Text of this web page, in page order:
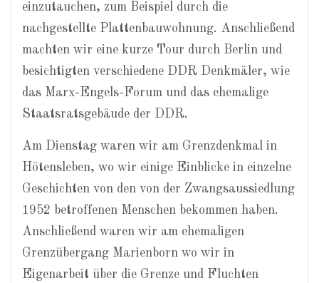
einzutauchen, zum Beispiel durch die
nachgestellte Plattenbauwohnung. Anschließend
machten wir eine kurze Tour durch Berlin und
besichtigten verschiedene DDR Denkmäler, wie
das Marx-Engels-Forum und das ehemalige
Staatsratsgebäude der DDR.
Am Dienstag waren wir am Grenzdenkmal in
Hötensleben, wo wir einige Einblicke in einzelne
Geschichten von den von der Zwangsaussiedlung
1952 betroffenen Menschen bekommen haben.
Anschließend waren wir am ehemaligen
Grenzübergang Marienborn wo wir in
Eigenarbeit über die Grenze und Fluchten